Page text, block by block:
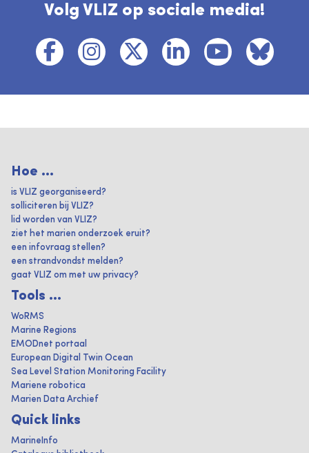
Volg VLIZ op sociale media!
Hoe ...
is VLIZ georganiseerd?
solliciteren bij VLIZ?
lid worden van VLIZ?
ziet het marien onderzoek eruit?
een infovraag stellen?
een strandvondst melden?
gaat VLIZ om met uw privacy?
Tools ...
WoRMS
Marine Regions
EMODnet portaal
European Digital Twin Ocean
Sea Level Station Monitoring Facility
Mariene robotica
Marien Data Archief
Quick links
MarineInfo